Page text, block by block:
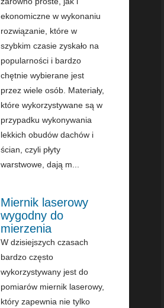
ekonomiczne w wykonaniu
rozwiązanie, które w
szybkim czasie zyskało na
popularności i bardzo
chętnie wybierane jest
przez wiele osób. Materiały,
które wykorzystywane są w
przypadku wykonywania
lekkich obudów dachów i
ścian, czyli płyty
warstwowe, dają m...
Miernik laserowy
wygodny do
mierzenia
W dzisiejszych czasach
bardzo często
wykorzystywany jest do
pomiarów miernik laserowy,
który zapewnia nie tylko